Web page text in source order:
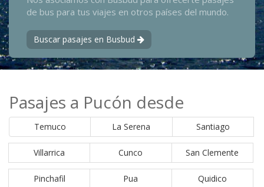
de bus para tus viajes en otros países del mundo.
Buscar pasajes en Busbud
Pasajes a Pucón desde
Temuco La Serena Santiago
Villarrica Cunco San Clemente
Pinchafil Pua Quidico